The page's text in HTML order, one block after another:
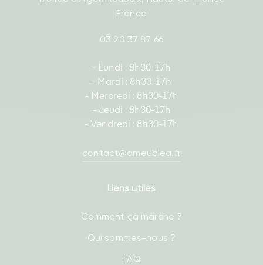
France
03 20 37 87 66
- Lundi : 8h30-17h
- Mardi : 8h30-17h
- Mercredi : 8h30-17h
- Jeudi : 8h30-17h
- Vendredi : 8h30-17h
contact@ameublea.fr
Liens utiles
Comment ça marche ?
Qui sommes-nous ?
FAQ